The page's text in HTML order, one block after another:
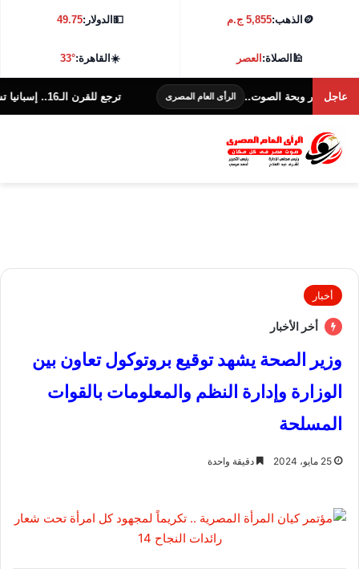
🪙 الذهب:5,855 ج.م 💵الدولار:49.75
🕌الصلاة:العصر ☀️القاهرة:33°
عاجلوبحة الصوت.. الرأى العام المصرى ترجع للقرن الـ16.. إسبانيا تستعيد منحوتة نادرة بعد 16 عاما من سرقتها
أخبار
أخر الأخبار
وزير الصحة يشهد توقيع بروتوكول تعاون بين
الوزارة وإدارة النظم والمعلومات بالقوات
المسلحة
25 مايو، 2024 دقيقة واحدة